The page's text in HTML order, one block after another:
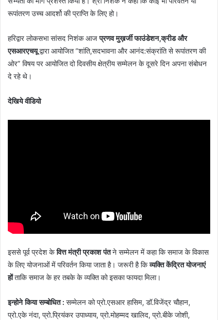
रूपांतरण उच्च आदर्शो की प्राप्ति के लिए हो।
हरिद्वार लोकसभा सांसद निशंक आजप्रणव मुख़र्जी फाउंडेशन,क्रीड और
एसआरएचयूद्वारा आयोजित “शांति,सदभावना और आनंद:संक्रांति से रूपांतरण की
ओर” विषय पर आयोजित दो दिवसीय क्षेत्रीय सम्मेलन के दूसरे दिन अपना संबोधन
दे रहे थे।
देखिये वीडियो
इससे पूर्व प्रदेश केवित्त मंत्री प्रकाश पंतने सम्मेलन में कहा कि समाज के विकास
के लिए योजनाओं में परिवर्तन किया जाता है। जरूरी है किव्यक्ति केंद्रित योजनाएं
होंताकि समाज के हर तबके के व्यक्ति को इसका फायदा मिला।
इन्होने किया सम्बोधित :सम्मेलन को प्रो.एसआर हासिम, डॉ.विजेंद्र चौहान,
प्रो.एके नंदा, प्रो.प्रियंकर उपाध्याय, प्रो.मोहम्मद खालिद, प्रो.बीके जोशी,